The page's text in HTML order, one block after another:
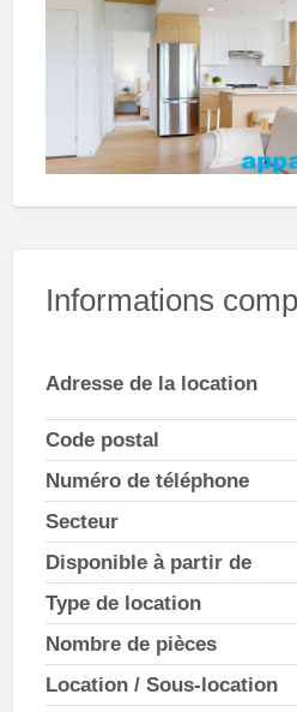
Informations
Adresse de la location
Code postal
Numéro de téléphone
Secteur
Disponible à partir de
Type de location
Nombre de pièces
Location / Sous-location